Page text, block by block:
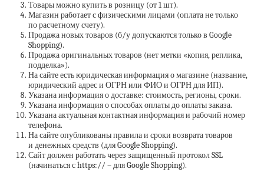
Товары можно купить в розницу (от 1 шт).
Магазин работает с физическими лицами (оплата не только
по расчетному счету).
Продажа новых товаров (б/у допускаются только в Google
Shopping).
Продажа оригинальных товаров (нет метки «копия, реплика,
подделка»).
На сайте есть юридическая информация о магазине (название,
юридический адрес и ОГРН или ФИО и ОГРН для ИП).
Указана информация о доставке: стоимость, регионы, сроки.
Указана информация о способах оплаты до оплаты заказа.
Указана актуальная контактная информация и рабочий номер
телефона.
На сайте опубликованы правила и сроки возврата товаров
и денежных средств (для Google Shopping).
Сайт должен работать через защищенный протокол SSL
(начинаться с https:// – для Google Shopping).